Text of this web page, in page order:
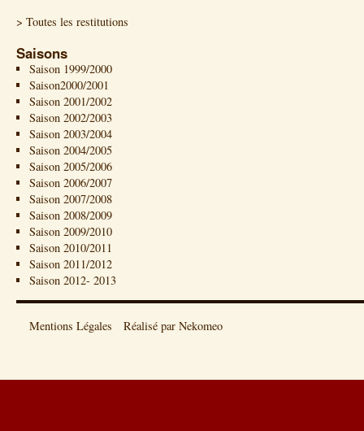
> Toutes les restitutions
Saisons
Saison 1999/2000
Saison2000/2001
Saison 2001/2002
Saison 2002/2003
Saison 2003/2004
Saison 2004/2005
Saison 2005/2006
Saison 2006/2007
Saison 2007/2008
Saison 2008/2009
Saison 2009/2010
Saison 2010/2011
Saison 2011/2012
Saison 2012- 2013
Mentions Légales Réalisé par Nekomeo